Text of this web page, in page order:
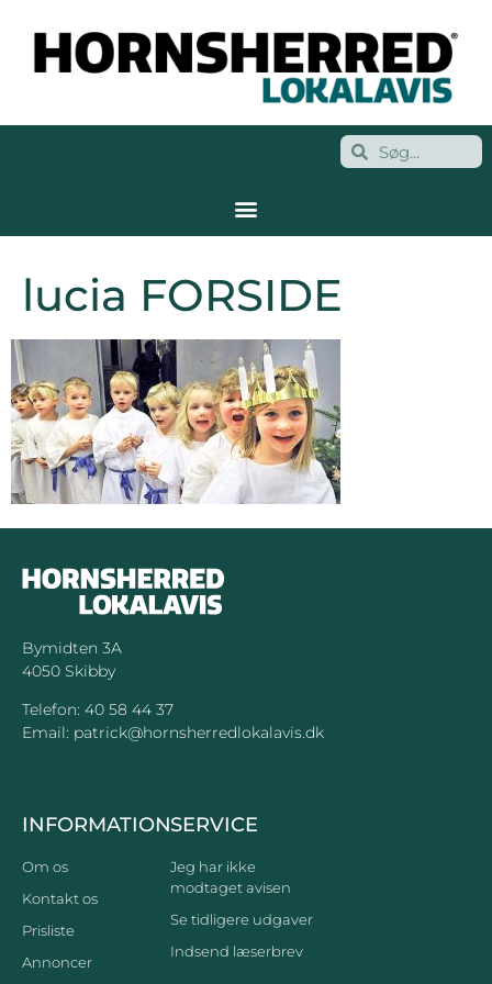
lucia FORSIDE
Bymidten 3A
4050 Skibby
Telefon: 40 58 44 37
Email: patrick@hornsherredlokalavis.dk
INFORMATION
Om os
Kontakt os
Prisliste
Annoncer
SERVICE
Jeg har ikke
modtaget avisen
Se tidligere udgaver
Indsend læserbrev